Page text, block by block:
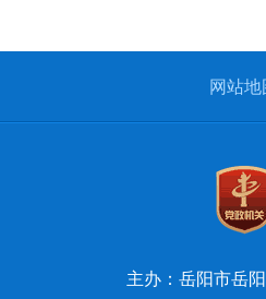
网站地
主办：岳阳市岳